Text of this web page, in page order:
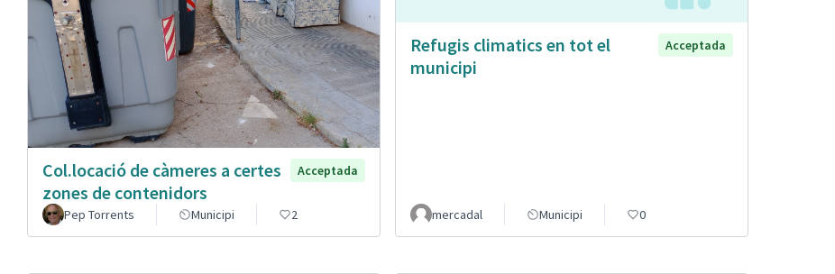
Col.locació de càmeres a certes
zones de contenidors
Acceptada
Pep Torrents Municipi 2
Refugis climatics en tot el
municipi
Acceptada
mercadal Municipi 0